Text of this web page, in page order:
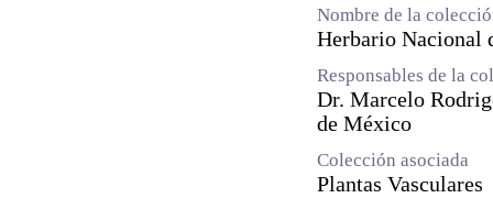
Nombre de la
Herbario
Responsables de la
Dr. Marcelo
de México
Colección asociada
Plantas Vasculares